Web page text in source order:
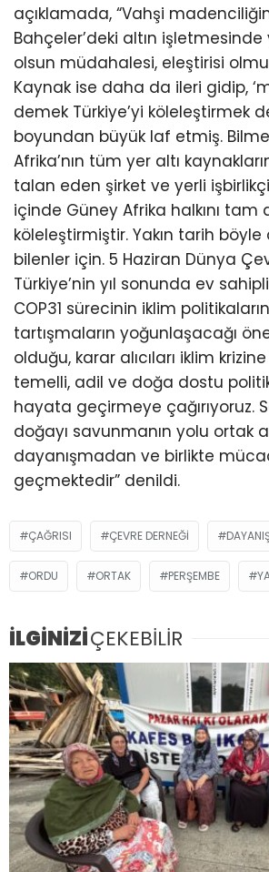
açıklamada, “Vahşi
Bahçeler’deki altın işletmesinde
olsun müdahalesi, eleştirisi
Kaynak ise daha da ileri gidip,
demek Türkiye’yi köleleştirmek
boyundan büyük laf etmiş.
Afrika’nın tüm yer altı
talan eden şirket ve yerli
içinde Güney Afrika halkını tam
köleleştirmiştir. Yakın tarih
bilenler için. 5 Haziran Dünya
Türkiye’nin yıl sonunda ev
COP31 sürecinin iklim
tartışmaların yoğunlaşacağı
olduğu, karar alıcıları iklim
temelli, adil ve doğa dostu
hayata geçirmeye çağırıyoruz.
doğayı savunmanın yolu ortak
dayanışmadan ve birlikte
geçmektedir” denildi.
ÇAĞRISI ÇEVRE DERNEĞI
ORDU ORTAK PERŞEMBE
İLGİNİZİÇEKEBİLİR